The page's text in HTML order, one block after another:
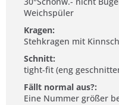
Weichspüler
Kragen:
Stehkragen mit
Schnitt:
tight-fit (eng
Fällt normal aus?:
Eine Nummer größer